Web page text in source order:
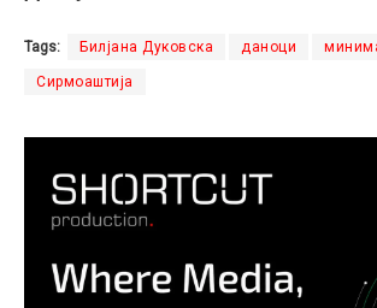
Tags: Билјана Дуковска даноци
Сирмоаштија